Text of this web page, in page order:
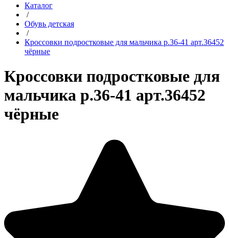
Каталог
/
Обувь детская
/
Кроссовки подростковые для мальчика р.36-41 арт.36452
чёрные
Кроссовки подростковые для
мальчика р.36-41 арт.36452
чёрные